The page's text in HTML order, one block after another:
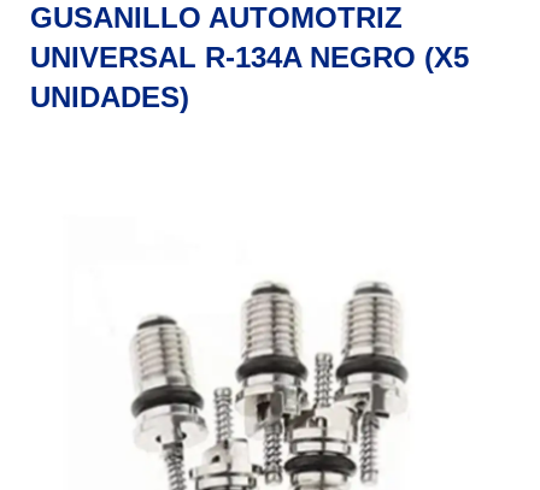
GUSANILLO AUTOMOTRIZ
UNIVERSAL R-134A NEGRO (X5
UNIDADES)